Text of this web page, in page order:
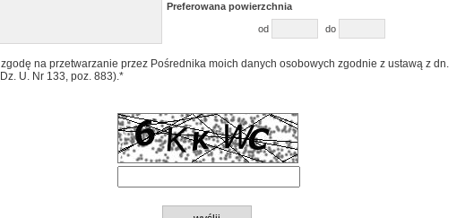
Preferowana powierzchnia
od do
na przetwarzanie przez Pośrednika moich danych osobowych zgodnie z ustawą z dn.
U. Nr 133, poz. 883).*